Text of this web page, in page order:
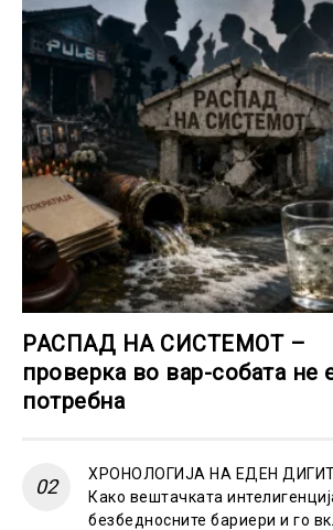
РАСПАД НА СИСТЕМОТ –
проверка во вар-собата не
потребна
ХРОНОЛОГИЈА НА ЕДЕН
Како вештачката
безбедносните бариери и го